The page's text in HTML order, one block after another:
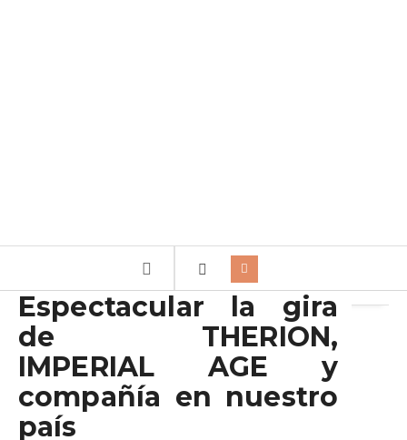
MIDNIGHT ETERNAL
Espectacular la gira
de THERION,
IMPERIAL AGE y
compañía en nuestro
país